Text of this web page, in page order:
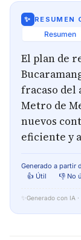
✨ RESUMEN
Resumen
El plan de
fracaso del
Metro de
nuevos
eficiente y
Generado a partir
👍 Útil
👎 No
✨ Generado con IA